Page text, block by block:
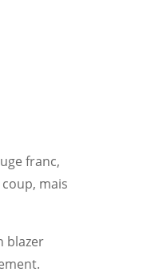
franc,
mais
blazer